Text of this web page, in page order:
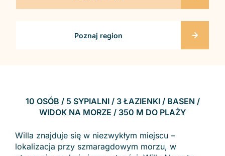
Poznaj region
10 OSÓB / 5 SYPIALNI / 3 ŁAZIENKI / BASEN /
WIDOK NA MORZE / 350 M DO PLAŻY
Willa znajduje się w niezwykłym miejscu –
lokalizacja przy szmaragdowym morzu, w